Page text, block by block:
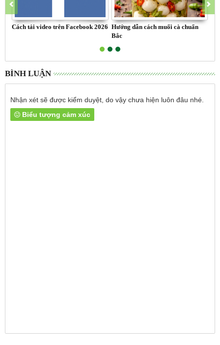
Cách tải video trên Facebook 2026 Hướng dẫn cách muối cà chuẩn
Bắc
BÌNH LUẬN
Nhận xét sẽ được kiểm duyệt, do vậy chưa hiện luôn đâu nhé.
Biểu tượng cảm xúc